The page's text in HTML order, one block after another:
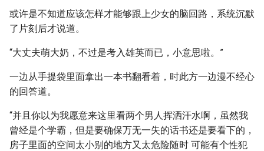
或许是不知道应该怎样才能够跟上少女的脑回路，系统沉默
了片刻后才说道。
“大丈夫萌大奶，不过是考入雄英而已，小意思啦。”
一边从手提袋里面拿出一本书翻看着，时此方一边漫不经心
的回答道。
“并且你以为我愿意来这里看两个男人挥洒汗水啊，虽然我
曾经是个学霸，但是要确保万无一失的话书还是要看下的，
房子里面的空间太小别的地方又太危险随时 可能有个性犯